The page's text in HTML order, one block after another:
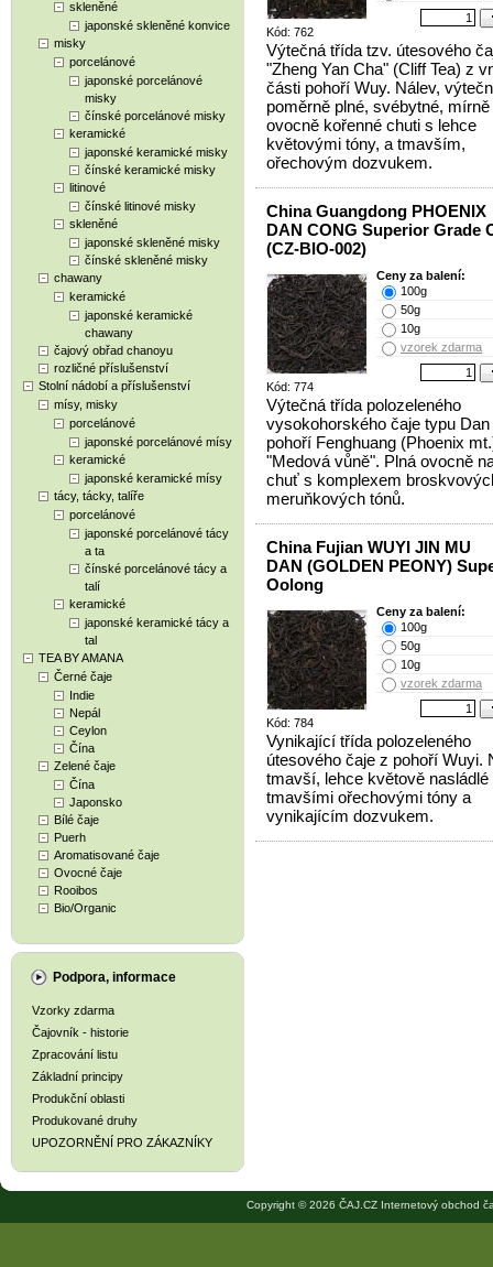
skleněné
japonské skleněné konvice
misky
porcelánové
japonské porcelánové
misky
čínské porcelánové misky
keramické
japonské keramické misky
čínské keramické misky
litinové
čínské litinové misky
skleněné
japonské skleněné misky
čínské skleněné misky
chawany
keramické
japonské keramické
chawany
čajový obřad chanoyu
rozličné příslušenství
Stolní nádobí a příslušenství
mísy, misky
porcelánové
japonské porcelánové mísy
keramické
japonské keramické mísy
tácy, tácky, talíře
porcelánové
japonské porcelánové tácy
a ta
čínské porcelánové tácy a
talí
keramické
japonské keramické tácy a
tal
TEA BY AMANA
Černé čaje
Indie
Nepál
Ceylon
Čína
Zelené čaje
Čína
Japonsko
Bílé čaje
Puerh
Aromatisované čaje
Ovocné čaje
Rooibos
Bio/Organic
Podpora, informace
Vzorky zdarma
Čajovník - historie
Zpracování listu
Základní principy
Produkční oblasti
Produkované druhy
UPOZORNĚNÍ PRO ZÁKAZNÍKY
Kód: 762
Výtečná třída tzv. útesového
"Zheng Yan Cha" (Cliff Tea) z
části pohoří Wuy. Nálev,
poměrně plné, svébytné,
ovocně kořenné chuti s lehce
květovými tóny, a tmavším,
ořechovým dozvukem.
China Guangdong PHOENIX
DAN CONG Superior Grade
(CZ-BIO-002)
Kód: 774
Ceny za balení:
100g
50g
10g
vzorek zdarma
Výtečná třída polozeleného
vysokohorského čaje typu
pohoří Fenghuang (Phoenix
"Medová vůně". Plná ovocně
chuť s komplexem
meruňkových tónů.
China Fujian WUYI JIN MU
DAN (GOLDEN PEONY)
Oolong
Kód: 784
Ceny za balení:
100g
50g
10g
vzorek zdarma
Vynikající třída polozeleného
útesového čaje z pohoří Wuyi.
tmavší, lehce květově nasládlé
tmavšími ořechovými tóny a
vynikajícím dozvukem.
Copyright © 2026 ČAJ.CZ Internetový obchod